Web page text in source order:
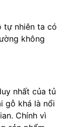
tự nhiên ta có
không
nhất của tủ
gỗ khá là nổi
Chính vì